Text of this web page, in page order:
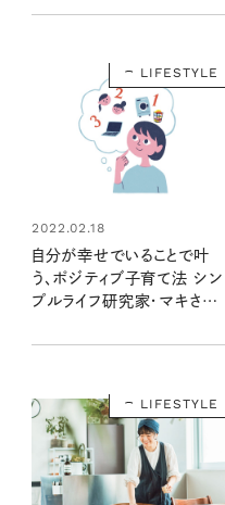
LIFESTYLE
2022.02.18
自分が幸せでいることで叶
う、ポジティブ子育て法 シン
プルライフ研究家・マキさん
LIFESTYLE